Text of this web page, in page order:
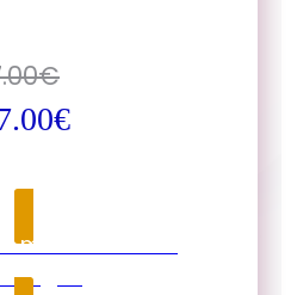
€
€
meiner Buchung